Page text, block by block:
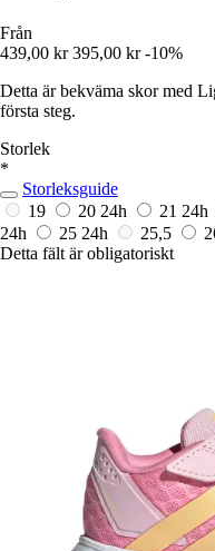
Från
439,00 kr 395,00 kr -10%
Detta är bekväma skor med
första steg.
Storlek
*
Storleksguide
19
20 24h 21 24h
24h
25 24h 25,5
Detta fält är obligatoriskt